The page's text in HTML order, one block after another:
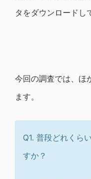
タをダウンロードし
今回の調査では、ほ
ます。
Q1. 普段どれくら
すか？